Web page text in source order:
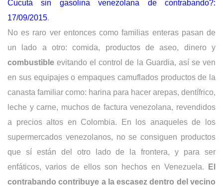
Cucutá sin gasolina venezolana de contrabando?:
17/09/2015.
No es raro ver entonces como familias enteras pasan de
un lado a otro: comida, productos de aseo, dinero y
combustibleevitando el control de la Guardia, así se ven
en sus equipajes o empaques camuflados productos de la
canasta familiar como: harina para hacer arepas, dentífrico,
leche y carne, muchos de factura venezolana, revendidos
a precios altos en Colombia. En los anaqueles de los
supermercados venezolanos, no se consiguen productos
que sí están del otro lado de la frontera, y para ser
enfáticos, varios de ellos son hechos en Venezuela.
El
contrabando contribuye a la escasez dentro del vecino